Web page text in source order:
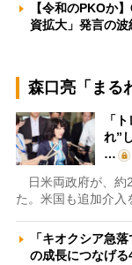
【令和のPKOか
資拡大」発言の
森口亮「まる
「
れ”
…
日米両政府が、約
た。米国も追加介
「キオクシア急
の成長につなげ